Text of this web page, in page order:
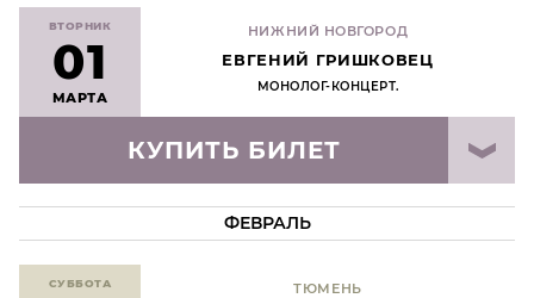
ВТОРНИК
01
МАРТА
НИЖНИЙ НОВГОРОД
ЕВГЕНИЙ ГРИШКОВЕЦ
МОНОЛОГ-КОНЦЕРТ.
КУПИТЬ БИЛЕТ
ФЕВРАЛЬ
СУББОТА ТЮМЕНЬ